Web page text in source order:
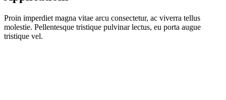
Proin imperdiet magna vitae arcu consectetur, ac viverra tellus
molestie. Pellentesque tristique pulvinar lectus, eu porta augue
tristique vel.